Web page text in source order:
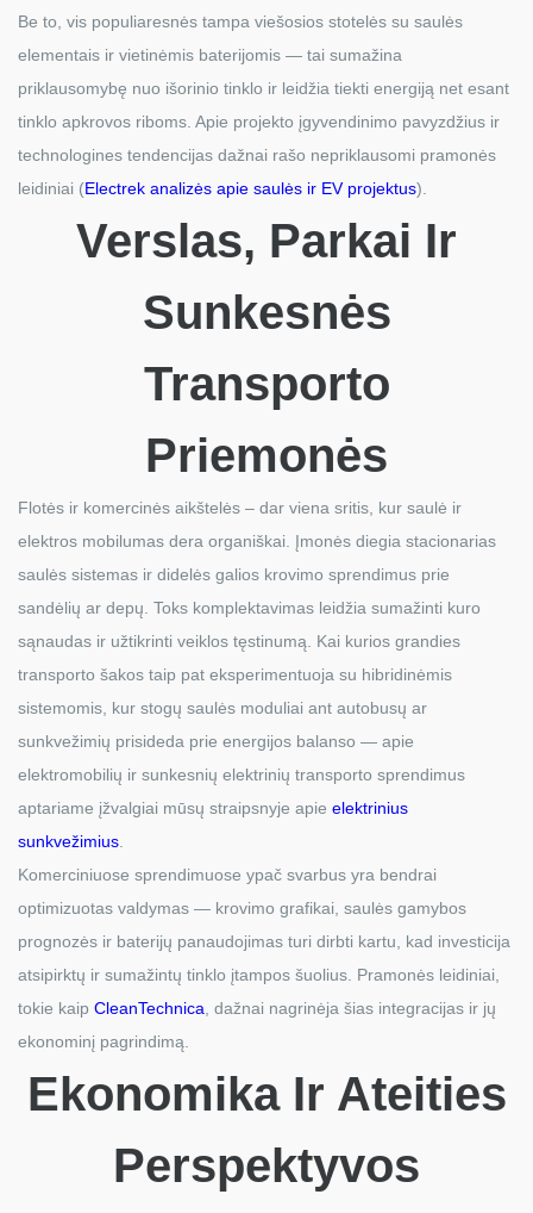
Be to, vis populiaresnės tampa viešosios stotelės su saulės
elementais ir vietinėmis baterijomis — tai sumažina
priklausomybę nuo išorinio tinklo ir leidžia tiekti energiją net esant
tinklo apkrovos riboms. Apie projekto įgyvendinimo pavyzdžius ir
technologines tendencijas dažnai rašo nepriklausomi pramonės
leidiniai (Electrek analizės apie saulės ir EV projektus).
Verslas, Parkai Ir
Sunkesnės
Transporto
Priemonės
Flotės ir komercinės aikštelės – dar viena sritis, kur saulė ir
elektros mobilumas dera organiškai. Įmonės diegia stacionarias
saulės sistemas ir didelės galios krovimo sprendimus prie
sandėlių ar depų. Toks komplektavimas leidžia sumažinti kuro
sąnaudas ir užtikrinti veiklos tęstinumą. Kai kurios grandies
transporto šakos taip pat eksperimentuoja su hibridinėmis
sistemomis, kur stogų saulės moduliai ant autobusų ar
sunkvežimių prisideda prie energijos balanso — apie
elektromobilių ir sunkesnių elektrinių transporto sprendimus
aptariame įžvalgiai mūsų straipsnyje apie elektrinius
sunkvežimius
Komerciniuose sprendimuose ypač svarbus yra bendrai
optimizuotas valdymas — krovimo grafikai, saulės gamybos
prognozės ir baterijų panaudojimas turi dirbti kartu, kad investicija
atsipirktų ir sumažintų tinklo įtampos šuolius. Pramonės leidiniai,
tokie kaip CleanTechnica , dažnai nagrinėja šias integracijas ir jų
ekonominį pagrindimą.
Ekonomika Ir Ateities
Perspektyvos